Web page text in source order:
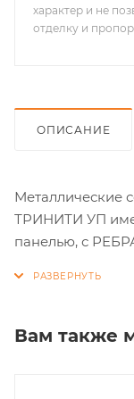
характер и не
отделку и
ОПИСАНИЕ
Металлические
ТРИНИТИ УП
панелью, с
минеральный
Вам также